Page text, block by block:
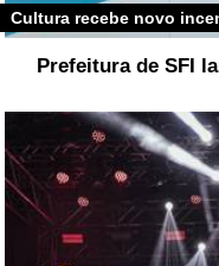
Cultura recebe novo
Prefeitura de SFI